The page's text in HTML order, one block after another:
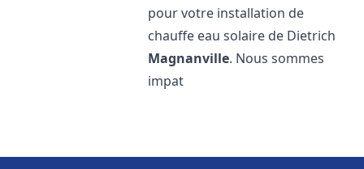
pour votre installation de
chauffe eau solaire de Dietrich
Magnanville. Nous sommes
impat